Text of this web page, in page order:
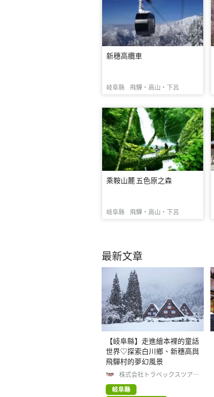
新穗高纜車
岐阜縣 飛驒・高山・下呂
乘鞍山麓 五色原之森
岐阜縣 飛驒・高山・下呂
最新文章
【岐阜縣】走進繪本裡的童話
世界♡探索白川鄉、新穗高與
飛驒村的夢幻風景
株式会社トラベックスツアー
ズ
岐阜縣